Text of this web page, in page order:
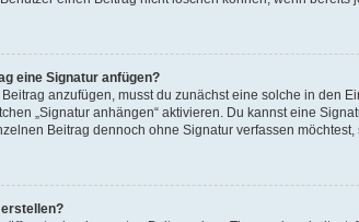
eine Signatur anfügen?
anzufügen, musst du zunächst eine solche in den
„Signatur anhängen“ aktivieren. Du kannst eine
Beitrag dennoch ohne Signatur verfassen